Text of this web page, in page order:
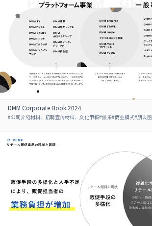
DMM Corporate Book 2024
#公司介绍材料、招聘宣传材料、文化甲板#娱乐#商业模式#朋友图